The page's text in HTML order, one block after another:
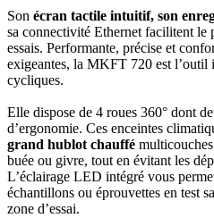
Son écran tactile intuitif, son
sa connectivité Ethernet facilitent le
essais. Performante, précise et
exigeantes, la MKFT 720 est l’outil
cycliques.
Elle dispose de 4 roues 360° dont
d’ergonomie. Ces enceintes
grand hublot chauffé
buée ou givre, tout en évitant les
L’éclairage LED intégré vous
échantillons ou éprouvettes en test
zone d’essai.